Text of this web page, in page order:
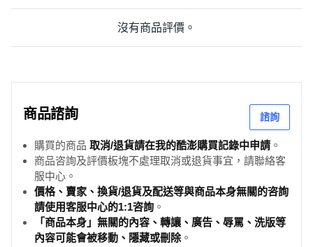
沒有商品評價。
商品諮詢 諮詢
購買的商品 取消/退貨請在我的酷澎購買記錄中申請 。
商品咨詢及評價板塊不處理取消或退貨事宜，請聯絡客
服中心。
價格、賣家、換貨/退貨及配送等與商品本身無關的咨詢
請使用客服中心的1:1咨詢 。
「商品本身」無關的內容、轉讓、廣告、辱罵、洗版等
內容可能會被移動、隱藏或刪除。